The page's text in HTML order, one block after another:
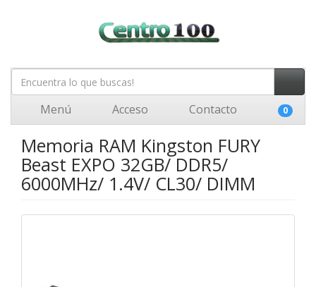
Menú Acceso Contacto 0
Memoria RAM Kingston FURY
Beast EXPO 32GB/ DDR5/
6000MHz/ 1.4V/ CL30/ DIMM